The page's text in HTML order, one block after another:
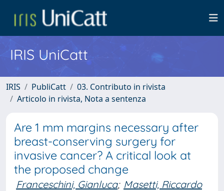
IRIS UniCatt
IRIS PubliCatt
03. Contributo in rivista
Articolo in rivista, Nota a sentenza
Are 1 mm margins necessary after
breast-conserving surgery for
invasive cancer? A critical look at
the proposed change
Franceschini, Gianluca; Masetti, Riccardo